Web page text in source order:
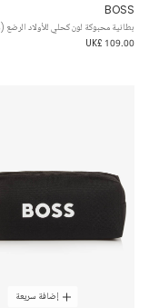
BOSS
بطانية محبوكة لون كحلي للأولاد الرضع (75 سم)
UK£ 109.00
إضافة سريعة